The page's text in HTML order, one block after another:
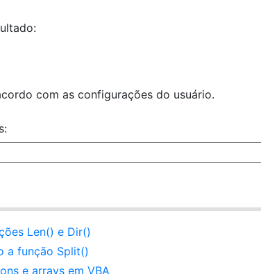
com as configurações do usuário.
Len() e Dir()
a função Split()
e arrays em VBA